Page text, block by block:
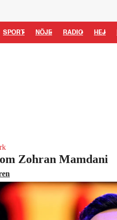
SPORT NÖJE RADIO HEJ
Zohran Mamdani